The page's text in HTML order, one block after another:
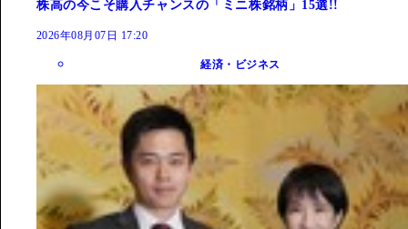
株高の今こそ購入チャンスの「ミニ株銘柄」15選!!
2026年08月07日 17:20
経済・ビジネス